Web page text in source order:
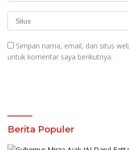
Simpan nama, email, dan situs
untuk komentar saya berikutnya.
Berita Populer